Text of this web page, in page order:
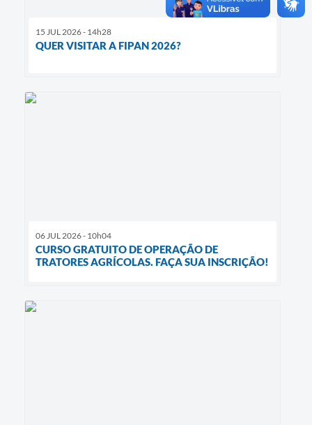
15 JUL 2026 - 14h28
QUER VISITAR A FIPAN 2026?
06 JUL 2026 - 10h04
CURSO GRATUITO DE OPERAÇÃO DE
TRATORES AGRÍCOLAS. FAÇA SUA INSCRIÇÃO!